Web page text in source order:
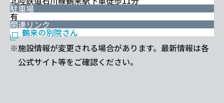
駐車場
有
関連リンク
鶴来の別院さん
※施設情報が変更される場合があります。最新情報は各
公式サイト等をご確認ください。